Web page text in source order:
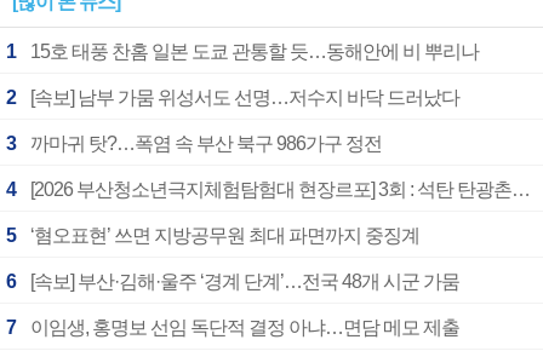
1 15호 태풍 찬홈 일본 도쿄 관통할 듯…동해안에 비 뿌리나
2 [속보] 남부 가뭄 위성서도 선명…저수지 바닥 드러났다
3 까마귀 탓?…폭염 속 부산 북구 986가구 정전
4 [2026 부산청소년극지체험탐험대 현장르포] 3회 : 석탄 탄광촌에서 북극 연구의 중심지로
5 ‘혐오표현’ 쓰면 지방공무원 최대 파면까지 중징계
6 [속보] 부산·김해·울주 ‘경계 단계’…전국 48개 시군 가뭄
7 이임생, 홍명보 선임 독단적 결정 아냐…면담 메모 제출